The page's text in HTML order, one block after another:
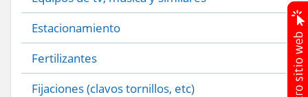
Estacionamiento
Fertilizantes
Fijaciones (clavos tornillos, etc)